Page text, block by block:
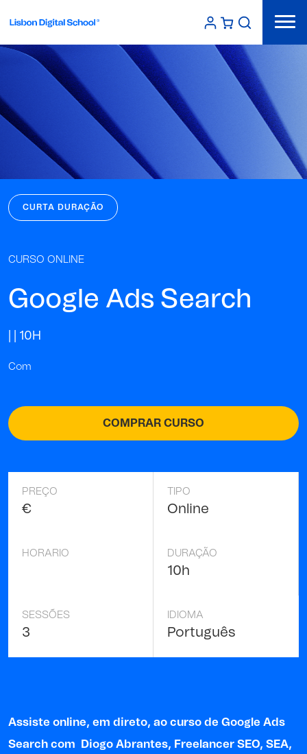
CURTA DURAÇÃO
CURSO ONLINE
Google Ads Search
10H
Com
COMPRAR CURSO
PREÇO
€
TIPO
Online
HORARIO DURAÇÃO
10h
SESSÕES
3
IDIOMA
Português
Assiste online, em direto, ao curso de Google Ads
Search com
Diogo Abrantes, Freelancer SEO, SEA,